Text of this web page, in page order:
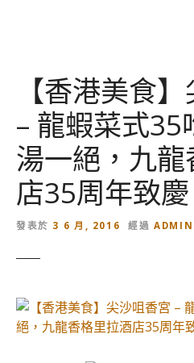
【香港美食
– 龍蝦菜式35
湯一絕，九
店35周年致慶
發表於 3 6 月, 2016 經過 ADMIN